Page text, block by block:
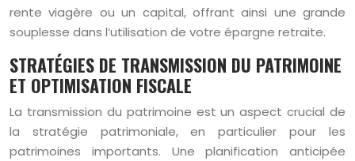
rente viagère ou un capital, offrant ainsi une grande
souplesse dans l’utilisation de votre épargne retraite.
STRATÉGIES DE TRANSMISSION DU PATRIMOINE
ET OPTIMISATION FISCALE
La transmission du patrimoine est un aspect crucial de
la stratégie patrimoniale, en particulier pour les
patrimoines importants. Une planification anticipée